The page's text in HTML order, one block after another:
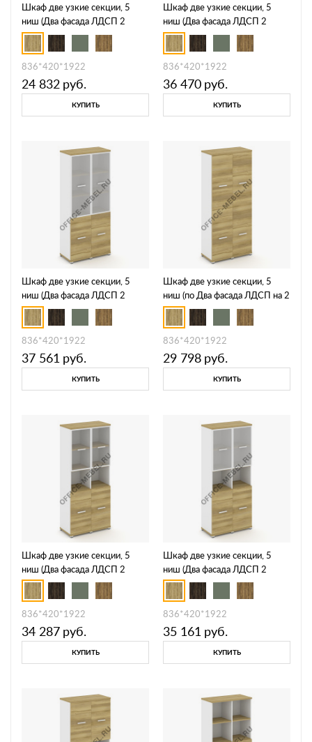
Шкаф две узкие секции, 5
ниш (Два фасада ЛДСП 2
ниши) CN.STU-521
836*420*1922
24 832 руб.
КУПИТЬ
Шкаф две узкие секции, 5
ниш (Два фасада ЛДСП 2
ниши + два фасада стекло
прозрачное в раме, 3 ниши)
CN.STU-522 RPB
836*420*1922
36 470 руб.
КУПИТЬ
Шкаф две узкие секции, 5
ниш (Два фасада ЛДСП 2
ниши + два фасада стекло
белое матовое в раме, 3 ниши)
CN.STU-522 RMB
836*420*1922
37 561 руб.
КУПИТЬ
Шкаф две узкие секции, 5
ниш (по Два фасада ЛДСП на 2
и 3 ниши ) CN.STU-522 A
836*420*1922
29 798 руб.
КУПИТЬ
Шкаф две узкие секции, 5
ниш (Два фасада ЛДСП 2
ниши + два фасада стекло
прозрачное в раме, 2 ниши)
CN.STU-523 RPB
836*420*1922
34 287 руб.
КУПИТЬ
Шкаф две узкие секции, 5
ниш (Два фасада ЛДСП 2
ниши + два фасада стекло
белое матовое в раме, 2 ниши)
CN.STU-523 RMB
836*420*1922
35 161 руб.
КУПИТЬ